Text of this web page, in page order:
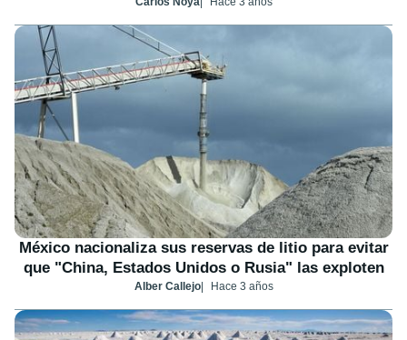
México nacionaliza sus reservas de litio para evitar
que "China, Estados Unidos o Rusia" las exploten
Alber Callejo Hace 3 años